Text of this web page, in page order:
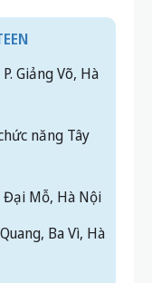
Giảng Võ, Hà
năng Tây
Đại Mỗ, Hà Nội
Ba Vì, Hà